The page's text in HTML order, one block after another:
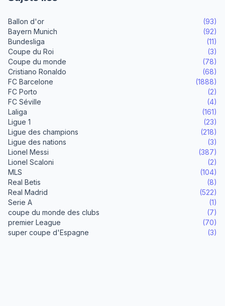
Ballon d'or
(93)
Bayern Munich
(92)
Bundesliga
(11)
Coupe du Roi
(3)
Coupe du monde
(78)
Cristiano Ronaldo
(68)
FC Barcelone
(1888)
FC Porto
(2)
FC Séville
(4)
Laliga
(161)
Ligue 1
(23)
Ligue des champions
(218)
Ligue des nations
(3)
Lionel Messi
(387)
Lionel Scaloni
(2)
MLS
(104)
Real Betis
(8)
Real Madrid
(522)
Serie A
(1)
coupe du monde des clubs
(7)
premier League
(70)
super coupe d'Espagne
(3)